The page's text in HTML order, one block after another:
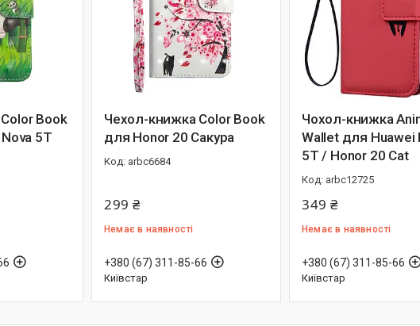
Book
5T
Чехол-книжка Color Book
для Honor 20 Сакура
arbc6684
299 ₴
Немає в наявності
+380 (67) 311-85-66
Київстар
Чохол-книжка
Wallet для Huawei
5T / Honor 20 Cat
arbc12725
349 ₴
Немає в наявності
+380 (67) 311-85-66
Київстар